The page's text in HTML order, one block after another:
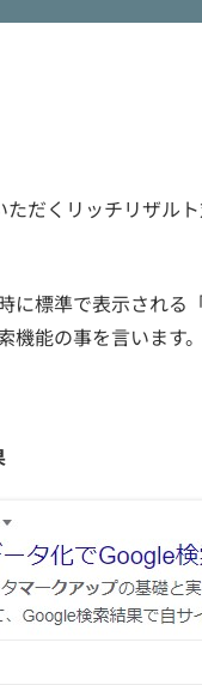
だくリッチリザル
に標準で表示され
機能の事を言います